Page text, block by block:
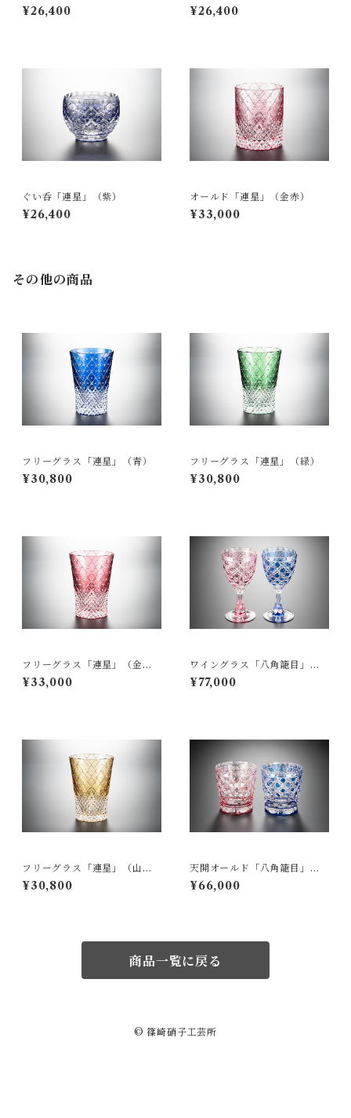
¥26,400 ¥26,400
ぐい呑「連星」（紫）
¥26,400
オールド「連星」（金赤）
¥33,000
その他の商品
フリーグラス「連星」（青）
¥30,800
フリーグラス「連星」（緑）
¥30,800
フリーグラス「連星」（金
赤）
¥33,000
ワイングラス「八角籠目」
（ペア）
¥77,000
フリーグラス「連星」（山
吹）
¥30,800
天開オールド「八角籠目」
（ペア）
¥66,000
商品一覧に戻る
© 篠崎硝子工芸所